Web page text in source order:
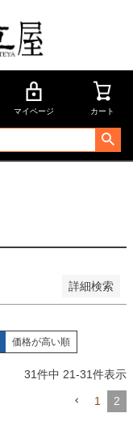
マイページ カート
詳細検索
価格が高い順
31件中 21-31件表示
1 2